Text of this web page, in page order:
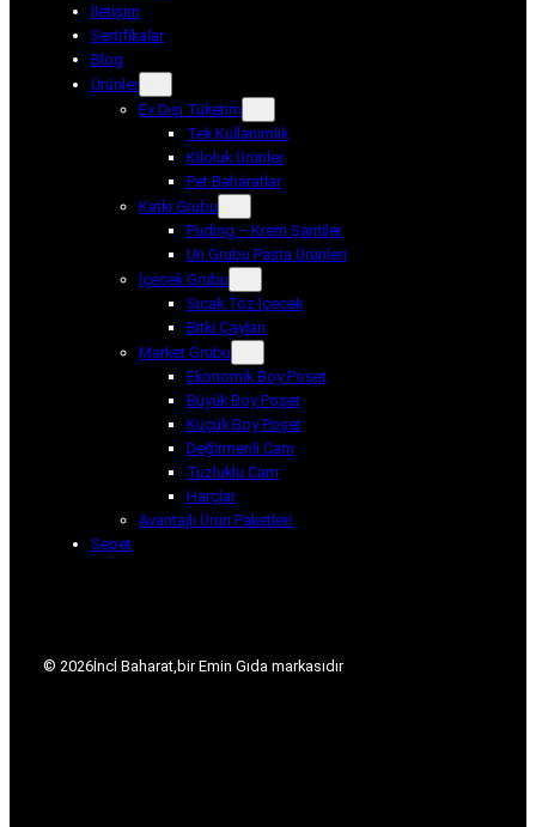
İletişim
Sertifikalar
Blog
Ürünler
Ev Dışı Tüketim
Tek Kullanımlık
Kiloluk Ürünler
Pet Baharatlar
Katkı Grubu
Puding – Krem Şantiler
Un Grubu Pasta Ürünleri
İçecek Grubu
Sıcak Toz İçecek
Bitki Çayları
Market Grubu
Ekonomik Boy Poşet
Büyük Boy Poşet
Küçük Boy Poşet
Değirmenli Cam
Tuzluklu Cam
Harçlar
Avantajlı Ürün Paketleri
Sepet
© 2026İncİ Baharat, bir Emin Gıda markasıdır